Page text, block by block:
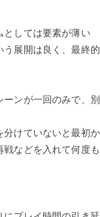
としては要素が薄い
展開は良く、最終
ンが一回のみで、
けていないと最初
などを入れて何度